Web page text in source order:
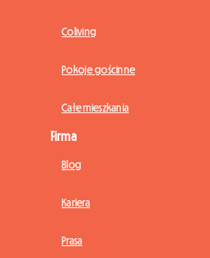
Coliving
Pokoje gościnne
Całe mieszkania
Firma
Blog
Kariera
Prasa